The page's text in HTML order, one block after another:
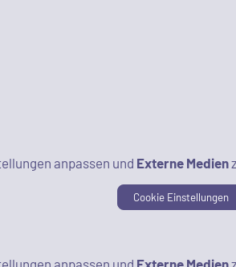
anpassen und Externe Medien
Cookie Einstellungen